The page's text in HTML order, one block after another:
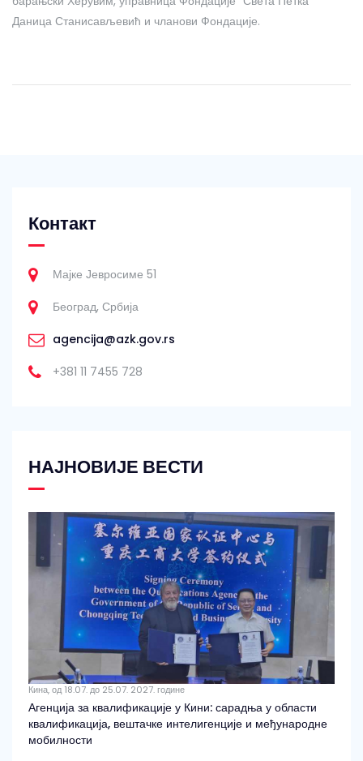
Даница Станисављевић и чланови Фондације.
Контакт
Мајке Јевросиме 51
Београд, Србија
agencija@azk.gov.rs
+381 11 7455 728
НАЈНОВИЈЕ ВЕСТИ
Кина, од 18.07. до 25.07. 2027. године
Агенција за квалификације у Кини: сарадња у области
квалификација, вештачке интелигенције и међународне
мобилности